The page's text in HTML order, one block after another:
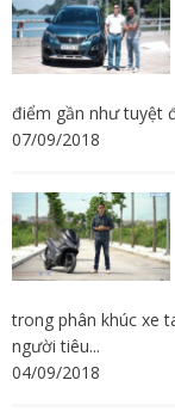
điểm gần như tuyệt
07/09/2018
trong phân khúc xe
người tiêu...
04/09/2018